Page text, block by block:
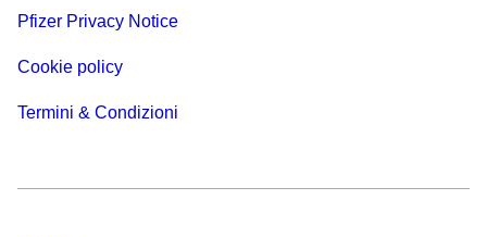
Pfizer Privacy Notice
Cookie policy
Termini & Condizioni